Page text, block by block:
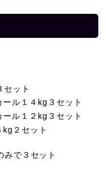
セット
ル１４kg３セット
ル１２kg３セット
２セット
みで３セット